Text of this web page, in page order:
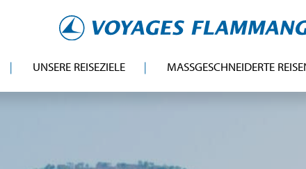
UNSERE REISEZIELE MASSGESCHNEIDERTE REISEN